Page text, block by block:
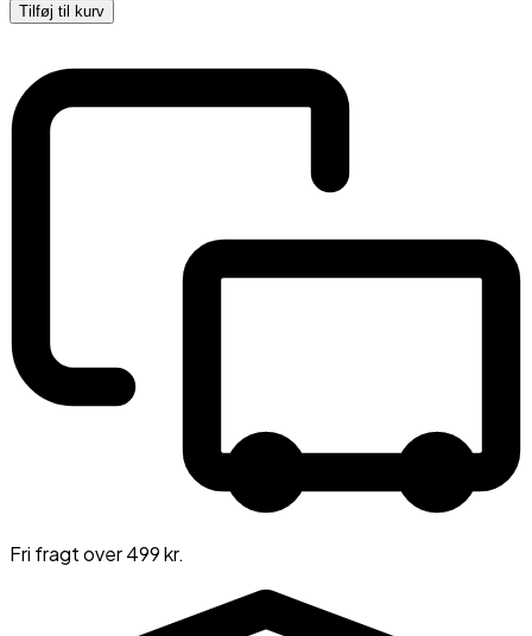
Tilføj til kurv
Fri fragt over 499 kr.